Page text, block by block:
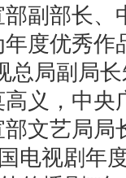
副部长、
度优秀作
局副局长
义，中央
文艺局局
视剧年度